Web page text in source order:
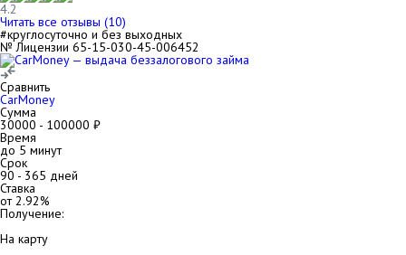
4.2
Читать все отзывы (10)
#круглосуточно и без выходных
№ Лицензии 65-15-030-45-006452
Сравнить
CarMoney
Сумма
30000 - 100000 ₽
Время
до 5 минут
Срок
90 - 365 дней
Ставка
от2.92%
Получение:
На карту